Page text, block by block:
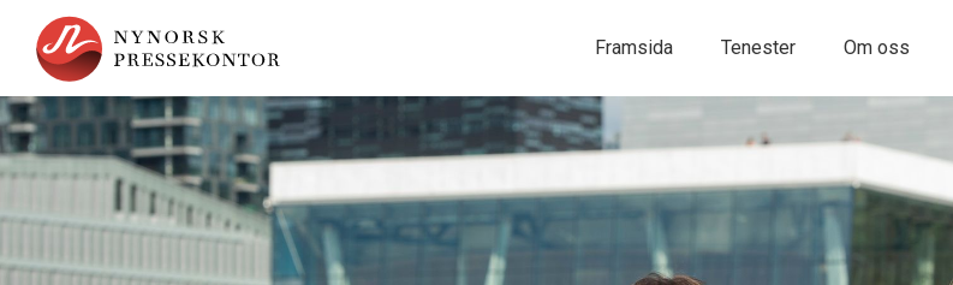
Framsida Tenester Om oss